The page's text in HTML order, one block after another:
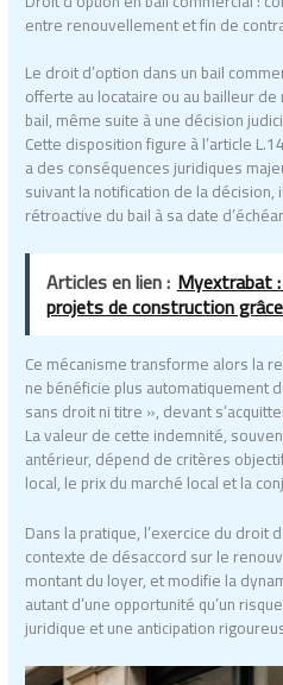
entre renouvellement et fin de
Le droit d’option dans un bail
offerte au locataire ou au bailleur
bail, même suite à une décision
Cette disposition figure à l’article
a des conséquences juridiques
suivant la notification de la
rétroactive du bail à sa date
Articles en lien : Myextrabat
projets de construction
Ce mécanisme transforme alors la
ne bénéficie plus automatiquement
sans droit ni titre », devant
La valeur de cette indemnité,
antérieur, dépend de critères
local, le prix du marché local et la
Dans la pratique, l’exercice du droit
contexte de désaccord sur le
montant du loyer, et modifie la
autant d’une opportunité qu’un
juridique et une anticipation